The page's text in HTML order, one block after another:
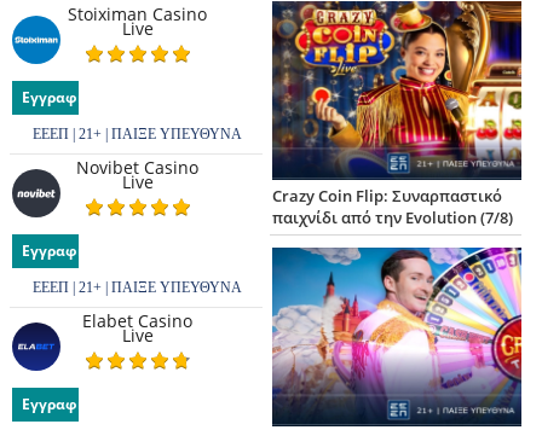
Stoiximan Casino
Live
Εγγραφή
ΕΕΕΠ | 21+ | ΠΑΙΞΕ ΥΠΕΥΘΥΝΑ
Novibet Casino
Live
Εγγραφή
ΕΕΕΠ | 21+ | ΠΑΙΞΕ ΥΠΕΥΘΥΝΑ
Elabet Casino
Live
Εγγραφή
Crazy Coin Flip: Συναρπαστικό
παιχνίδι από την Evolution (7/8)
*Ναι, Έχω διαβάσει τούς όρους & προυποθέσεις
και αποδέχομαι να λαμβάνω ενημερωτικά email
από froytakia.gr σχετικά με προσφορές σε
καζίνο.
Όχι δεν επιθυμώ να εγγραφώ στην Newsletter
λίστα